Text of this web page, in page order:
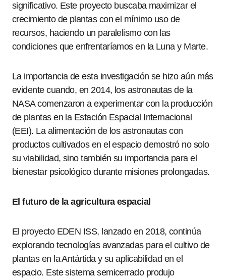
significativo. Este proyecto buscaba maximizar el
crecimiento de plantas con el mínimo uso de
recursos, haciendo un paralelismo con las
condiciones que enfrentaríamos en la Luna y Marte.
La importancia de esta investigación se hizo aún más
evidente cuando, en 2014, los astronautas de la
NASA comenzaron a experimentar con la producción
de plantas en la Estación Espacial Internacional
(EEI). La alimentación de los astronautas con
productos cultivados en el espacio demostró no solo
su viabilidad, sino también su importancia para el
bienestar psicológico durante misiones prolongadas.
El futuro de la agricultura espacial
El proyecto EDEN ISS, lanzado en 2018, continúa
explorando tecnologías avanzadas para el cultivo de
plantas en la Antártida y su aplicabilidad en el
espacio. Este sistema semicerrado produjo